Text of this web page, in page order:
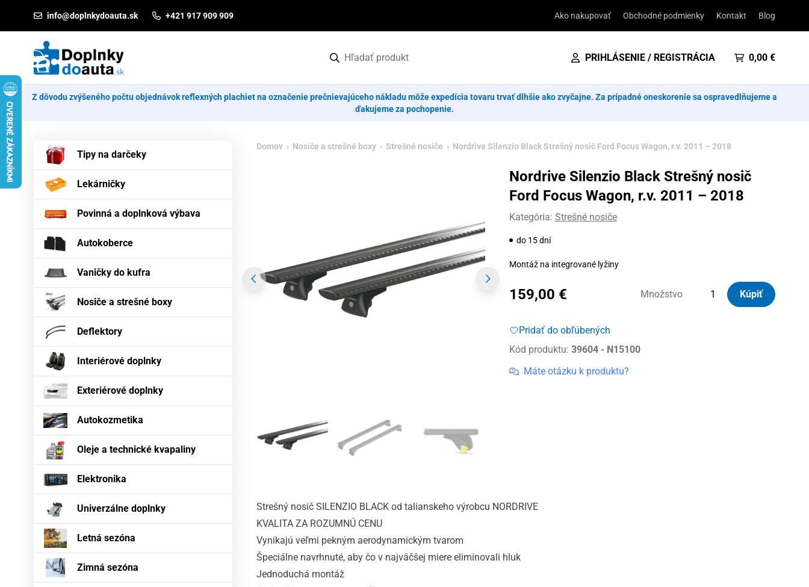
info@doplnkydoauta.sk +421 917 909 909 Ako nakupovať Obchodné podmienky Kontakt Blog
PRIHLÁSENIE / REGISTRÁCIA 0,00 €
Z dôvodu zvýšeného počtu objednávok reflexných plachiet na označenie prečnievajúceho nákladu môže expedícia tovaru trvať dlhšie ako zvyčajne. Za prípadné oneskorenie sa ospravedlňujeme a
ďakujeme za pochopenie.
Tipy na darčeky
Lekárničky
Povinná a doplnková výbava
Autokoberce
Vaničky do kufra
Nosiče a strešné boxy
Deflektory
Interiérové doplnky
Exteriérové doplnky
Autokozmetika
Oleje a technické kvapaliny
Elektronika
Univerzálne doplnky
Letná sezóna
Zimná sezóna
Domov › Nosiče a strešné boxy › Strešné nosiče › Nordrive Silenzio Black Strešný nosič Ford Focus Wagon, r.v. 2011 – 2018
Nordrive Silenzio Black Strešný nosič
Ford Focus Wagon, r.v. 2011 – 2018
Kategória: Strešné nosiče
do 15 dní
Montáž na integrované lyžiny
159,00 € Množstvo
množstvo
Strešný
Kúpiť
Pridať do obľúbených
Kód produktu: 39604 - N15100
Máte otázku k produktu?
Strešný nosič SILENZIO BLACK od talianskeho výrobcu NORDRIVE
KVALITA ZA ROZUMNÚ CENU
Vynikajú veľmi pekným aerodynamickým tvarom
Špeciálne navrhnuté, aby čo v najväčšej miere eliminovali hluk
Jednoduchá montáž